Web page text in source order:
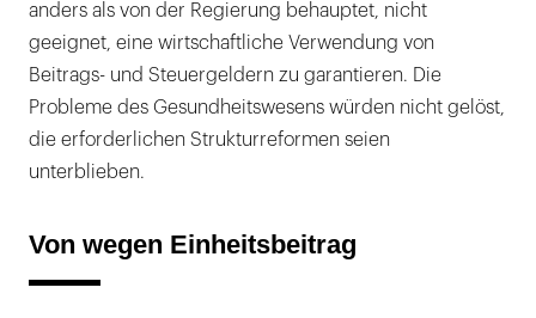
anders als von der Regierung behauptet, nicht
geeignet, eine wirtschaftliche Verwendung von
Beitrags- und Steuergeldern zu garantieren. Die
Probleme des Gesundheitswesens würden nicht gelöst,
die erforderlichen Strukturreformen seien
unterblieben.
Von wegen Einheitsbeitrag